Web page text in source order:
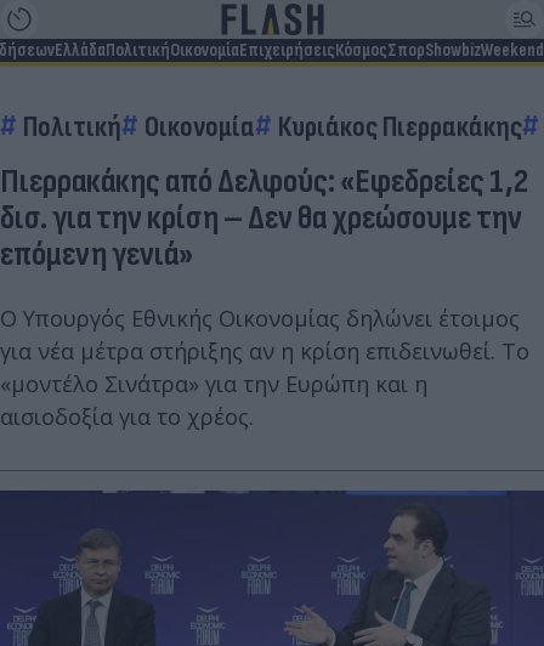
ΕλλάδαΠολιτικήΟικονομίαΕπιχειρήσειςΚόσμοςΣπορShowbizWeekend
Πολιτική Οικονομία Κυριάκος Πιερρακάκης
Πιερρακάκης από Δελφούς: «Εφεδρείες 1,2
δισ. για την κρίση – Δεν θα χρεώσουμε την
επόμενη γενιά»
Ο Υπουργός Εθνικής Οικονομίας δηλώνει έτοιμος
για νέα μέτρα στήριξης αν η κρίση επιδεινωθεί. Το
«μοντέλο Σινάτρα» για την Ευρώπη και η
αισιοδοξία για το χρέος.